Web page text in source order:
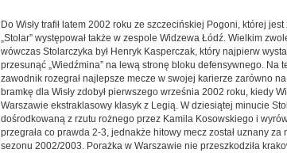
Do Wisły trafił latem 2002 roku ze szczecińskiej Pogoni, której
„Stolar” występował także w zespole Widzewa Łódź. Wielkim
wówczas Stolarczyka był Henryk Kasperczak, który najpierw
przesunąć „Wiedźmina” na lewą stronę bloku defensywnego. Na
zawodnik rozegrał najlepsze mecze w swojej karierze zarówno
bramkę dla Wisły zdobył pierwszego września 2002 roku, kiedy
Warszawie ekstraklasowy klasyk z Legią. W dziesiątej minucie
dośrodkowaną z rzutu rożnego przez Kamila Kosowskiego i
przegrała co prawda 2-3, jednakże hitowy mecz został uznany
sezonu 2002/2003. Porażka w Warszawie nie przeszkodziła